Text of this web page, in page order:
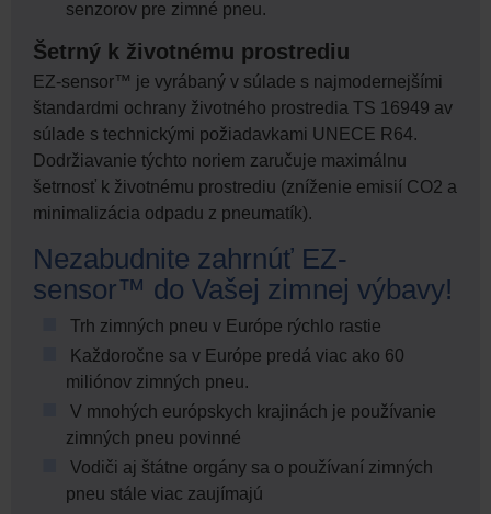
senzorov pre zimné pneu.
Šetrný k životnému prostrediu
EZ-sensor™ je vyrábaný v súlade s najmodernejšími
štandardmi ochrany životného prostredia TS 16949 av
súlade s technickými požiadavkami UNECE R64.
Dodržiavanie týchto noriem zaručuje maximálnu
šetrnosť k životnému prostrediu (zníženie emisií CO2 a
minimalizácia odpadu z pneumatík).
Nezabudnite zahrnúť EZ-
sensor™ do Vašej zimnej výbavy!
Trh zimných pneu v Európe rýchlo rastie
Každoročne sa v Európe predá viac ako 60
miliónov zimných pneu.
V mnohých európskych krajinách je používanie
zimných pneu povinné
Vodiči aj štátne orgány sa o používaní zimných
pneu stále viac zaujímajú